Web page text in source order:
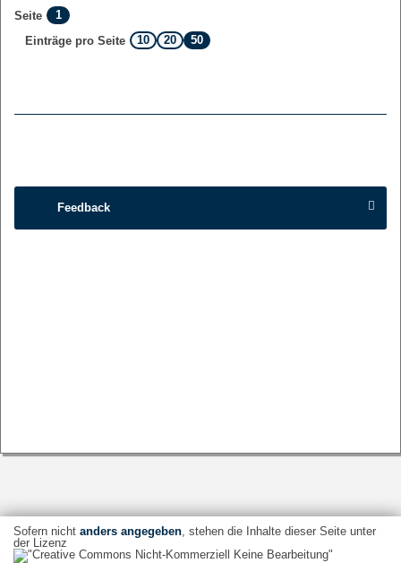
Seite
1
Einträge pro Seite
10 20 50
Feedback
Sofern nicht anders angegeben, stehen die Inhalte dieser Seite unter
der Lizenz